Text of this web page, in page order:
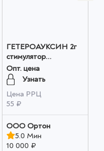
ГЕТЕРОАУКСИН 2г
стимулятор
корнеобразования
оптом
Опт. цена
Узнать
Цена РРЦ
55 ₽
ООО Ортон
5.0 Мин
10 000 ₽